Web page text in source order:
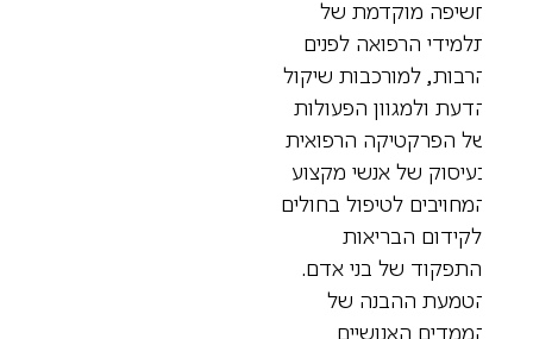
מוקדמת של
הרפואה לפנים
למורכבות שיקול
ולמגוון הפעולות
הפרקטיקה הרפואית
של אנשי מקצוע
לטיפול בחולים
הבריאות
של בני אדם.
ההבנה של